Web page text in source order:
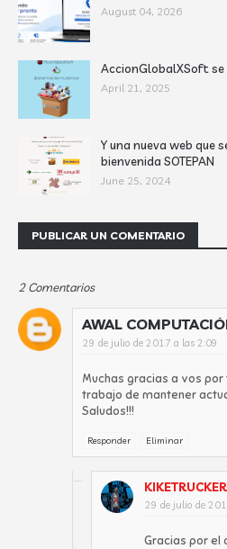
August 04, 2026
AccionGlobalXSoft
April 21, 2025
Y una nueva web que
bienvenida SOTEPAN
June 25, 2024
PUBLICAR UN COMENTARIO
2 Comentarios
AWAL
29 de julio de 2017 a las 2:09
Muchas gracias a vos
trabajo de mantener
Saludos!!!
Responder Eliminar
KIKETRUCKER
29 de julio de
Gracias por el